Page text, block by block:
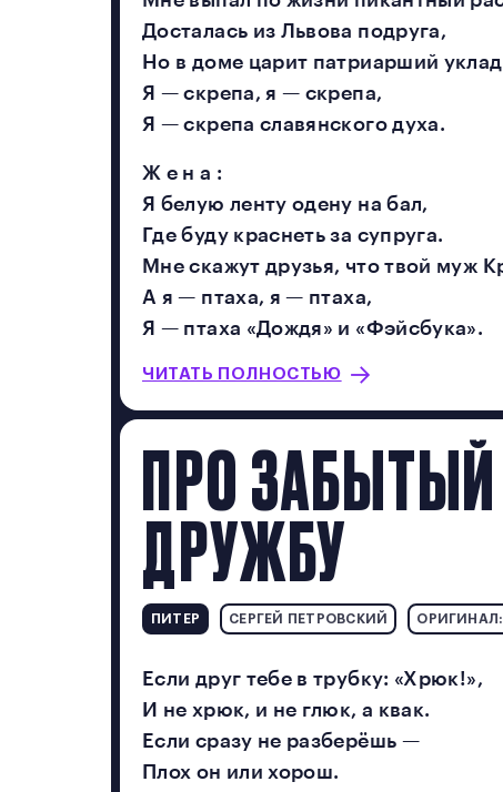
Досталась из Львова подруга,
Но в доме царит патриарший
Я — скрепа, я — скрепа,
Я — скрепа славянского духа.
Ж е н а :
Я белую ленту одену на бал,
Где буду краснеть за супруга.
Мне скажут друзья, что твой муж
А я — птаха, я — птаха,
Я — птаха «Дождя» и «Фэйсбука».
ЧИТАТЬ ПОЛНОСТЬЮ
ПРО
ДРУЖБУ
ПИТЕР СЕРГЕЙ ПЕТРОВСКИЙ ОРИГИНАЛ:
Если друг тебе в трубку: «Хрюк!»,
И не хрюк, и не глюк, а квак.
Если сразу не разберёшь —
Плох он или хорош.